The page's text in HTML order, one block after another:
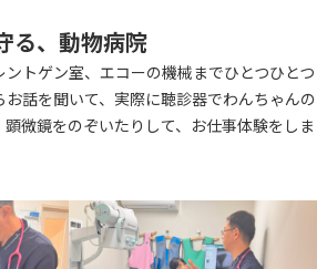
る、動物病院
トゲン室、エコーの機械までひとつひとつ
話を聞いて、実際に聴診器でわんちゃんの
微鏡をのぞいたりして、お仕事体験をしま